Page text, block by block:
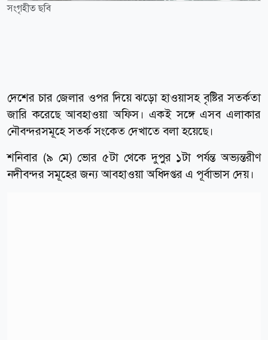
সংগৃহীত ছবি
দেশের চার জেলার ওপর দিয়ে ঝড়ো হাওয়াসহ বৃষ্টির সতর্কতা
জারি করেছে আবহাওয়া অফিস। একই সঙ্গে এসব এলাকার
নৌবন্দরসমূহে সতর্ক সংকেত দেখাতে বলা হয়েছে।
শনিবার (৯ মে) ভোর ৫টা থেকে দুপুর ১টা পর্যন্ত অভ্যন্তরীণ
নদীবন্দর সমূহের জন্য আবহাওয়া অধিদপ্তর এ পূর্বাভাস দেয়।